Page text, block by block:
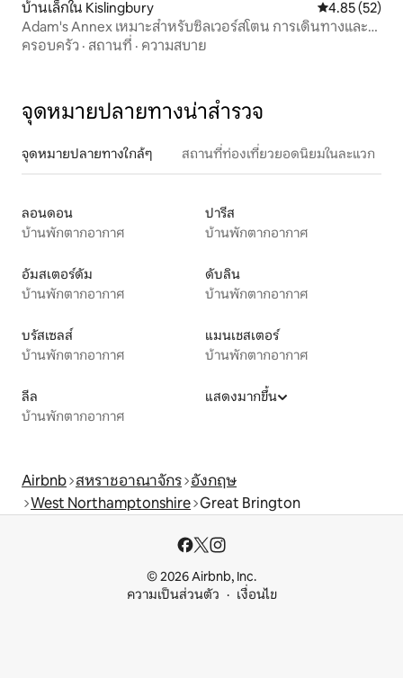
บ้านเล็กใน Kislingbury คะแนนเฉลี่ย
4.85 (52)
Adam's Annex เหมาะสำหรับซิลเวอร์สโตน การเดินทางและ
การเดินเล่น
ครอบครัว · สถานที่ · ความสบาย
จุดหมายปลายทางน่าสำรวจ
จุดหมายปลายทางใกล้ๆ สถานที่ท่องเที่ยวยอดนิยมในละแวก
ลอนดอน
บ้านพักตากอากาศ
ปารีส
บ้านพักตากอากาศ
อัมสเตอร์ดัม
บ้านพักตากอากาศ
ดับลิน
บ้านพักตากอากาศ
บรัสเซลส์
บ้านพักตากอากาศ
แมนเชสเตอร์
บ้านพักตากอากาศ
ลีล
บ้านพักตากอากาศ
แสดงมากขึ้น
Airbnb สหราชอาณาจักร อังกฤษ
West Northamptonshire Great Brington
© 2026 Airbnb, Inc.
ความเป็นส่วนตัว
เงื่อนไข